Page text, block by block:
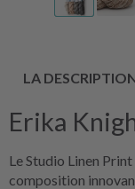
LA
Erika
Le Studio Linen
composition